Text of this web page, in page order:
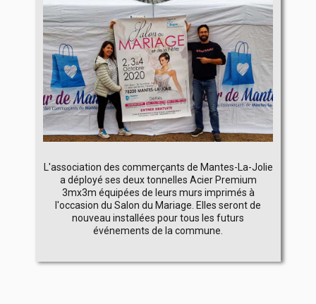
L'association des commerçants de Mantes-La-Jolie
a déployé ses deux tonnelles Acier Premium
3mx3m équipées de leurs murs imprimés à
l'occasion du Salon du Mariage. Elles seront de
nouveau installées pour tous les futurs
événements de la commune.